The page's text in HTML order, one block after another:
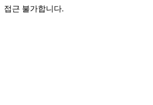
접근 불가합니다.